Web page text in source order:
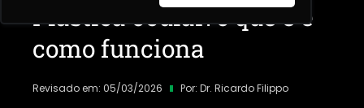
Plástica ocular: o que é e
como funciona
Revisado em: 05/03/2026 Por: Dr. Ricardo Filippo